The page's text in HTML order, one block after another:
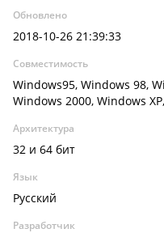
Обновлено
2018-10-26 21:39:33
Совместимость
Windows95, Windows 98,
Windows 2000, Windows
Архитектура
32 и 64 бит
Язык
Русский
Разработчик